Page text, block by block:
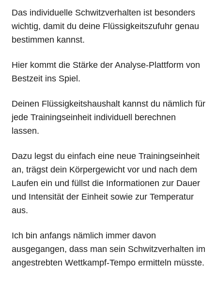
Das individuelle Schwitzverhalten ist besonders
wichtig, damit du deine Flüssigkeitszufuhr genau
bestimmen kannst.
Hier kommt die Stärke der Analyse-Plattform von
Bestzeit ins Spiel.
Deinen Flüssigkeitshaushalt kannst du nämlich für
jede Trainingseinheit individuell berechnen
lassen.
Dazu legst du einfach eine neue Trainingseinheit
an, trägst dein Körpergewicht vor und nach dem
Laufen ein und füllst die Informationen zur Dauer
und Intensität der Einheit sowie zur Temperatur
aus.
Ich bin anfangs nämlich immer davon
ausgegangen, dass man sein Schwitzverhalten im
angestrebten Wettkampf-Tempo ermitteln müsste.